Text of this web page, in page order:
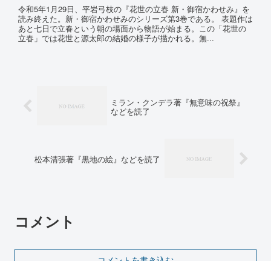
令和5年1月29日、平岩弓枝の『花世の立春 新・御宿かわせみ』を
読み終えた。新・御宿かわせみのシリーズ第3巻である。 表題作は
あと七日で立春という朝の場面から物語が始まる。この「花世の
立春」では花世と源太郎の結婚の様子が描かれる。無...
ミラン・クンデラ著『無意味の祝祭』
などを読了
松本清張著『黒地の絵』などを読了
コメント